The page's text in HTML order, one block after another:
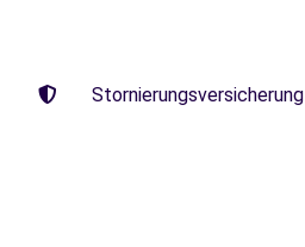
Stornierungsversicherung